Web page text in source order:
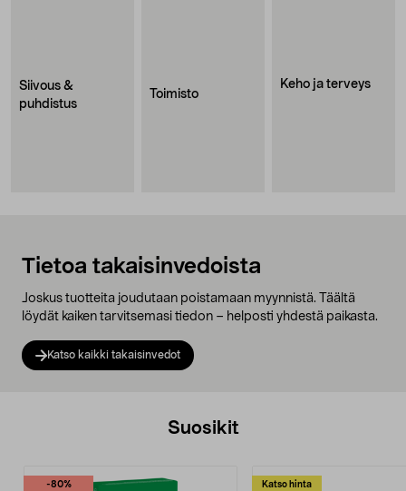
Siivous &
puhdistus
Toimisto
Keho ja terveys
Tietoa takaisinvedoista
Joskus tuotteita joudutaan poistamaan myynnistä. Täältä
löydät kaiken tarvitsemasi tiedon – helposti yhdestä paikasta.
Katso kaikki takaisinvedot
Suosikit
-80% Katso hinta